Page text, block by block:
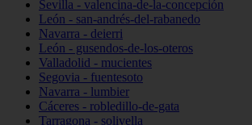
Sevilla - valencina-de-la-concepción
León - san-andrés-del-rabanedo
Navarra - deierri
León - gusendos-de-los-oteros
Valladolid - mucientes
Segovia - fuentesoto
Navarra - lumbier
Cáceres - robledillo-de-gata
Tarragona - solivella